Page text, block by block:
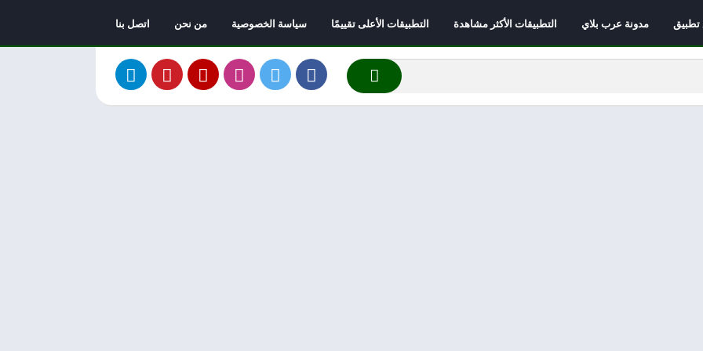
تطبيق مدونة عرب بلاي التطبيقات الأكثر مشاهدة التطبيقات الأعلى تقييمًا سياسة الخصوصية من نحن اتصل بنا